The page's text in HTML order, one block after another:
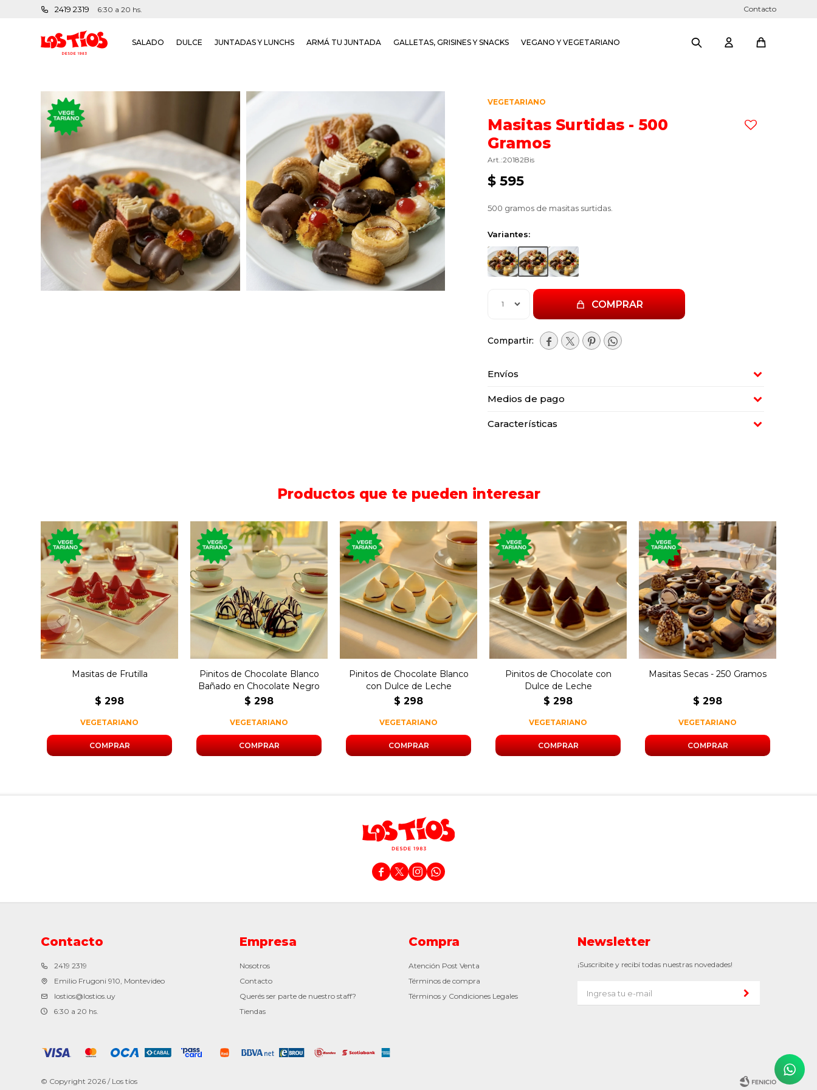
SALADO DULCE JUNTADAS Y LUNCHS ARMÁ TU JUNTADA GALLETAS, GRISINES Y SNACKS VEGANO Y VEGETARIANO
2419 2319 6:30 a 20 hs. Contacto
VEGETARIANO
Masitas Surtidas - 500
Gramos
20182Bis
$ 595
500 gramos de masitas surtidas.
Variantes:
1 COMPRAR
   
Envíos
Medios de pago
Características
Productos que te pueden interesar
250 gramos de masitas de
frutilla con crema
pastelera.
Masitas de Frutilla
$ 298
VEGETARIANO
250 gramos de pinitos de
chocolate blanco rellenos
de dulce de leche
bañados con chocolate
negro.
Pinitos de Chocolate Blanco
Bañado en Chocolate Negro
$ 298
VEGETARIANO
250 gramos de pinitos de
chocolate blanco rellenos
de dulce de leche.
Pinitos de Chocolate Blanco
con Dulce de Leche
$ 298
VEGETARIANO
250 gramos de pinitos de
chocolate rellenos de
dulce de leche.
Pinitos de Chocolate con
Dulce de Leche
$ 298
VEGETARIANO
250 gramos de masitas
secas surtidas.
Masitas Secas - 250 Gramos
$ 298
VEGETARIANO
   
Contacto
2419 2319
Emilio Frugoni 910, Montevideo
lostios@lostios.uy
6:30 a 20 hs.
Empresa
Nosotros
Contacto
Querés ser parte de nuestro staff?
Tiendas
Compra
Atención Post Venta
Términos de compra
Términos y Condiciones Legales
Newsletter
¡Suscribite y recibí todas nuestras novedades!
© Copyright 2026 / Los tíos